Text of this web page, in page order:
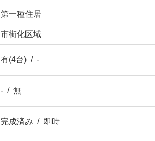
第一種住居
市街化区域
有(4台) / -
- / 無
完成済み / 即時